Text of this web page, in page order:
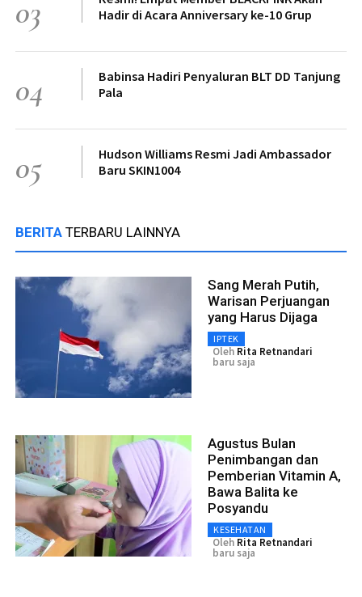
03
Hadir di Acara Anniversary ke-10 Grup
04
Babinsa Hadiri Penyaluran BLT DD Tanjung
Pala
05
Hudson Williams Resmi Jadi Ambassador
Baru SKIN1004
BERITA TERBARU LAINNYA
Sang Merah Putih,
Warisan Perjuangan
yang Harus Dijaga
IPTEK
Oleh Rita Retnandari
baru saja
Agustus Bulan
Penimbangan dan
Pemberian Vitamin A,
Bawa Balita ke
Posyandu
KESEHATAN
Oleh Rita Retnandari
baru saja